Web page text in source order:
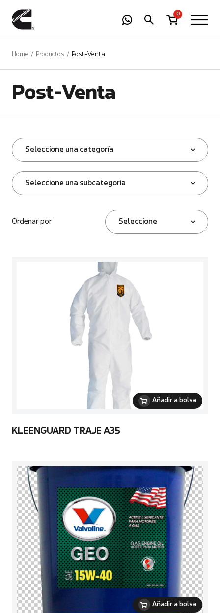
0
Home Productos Post-Venta
Post-Venta
Seleccione una categoría
Seleccione una subcategoría
Ordenar por Seleccione
Añadir a bolsa
KLEENGUARD TRAJE A35
Añadir a bolsa